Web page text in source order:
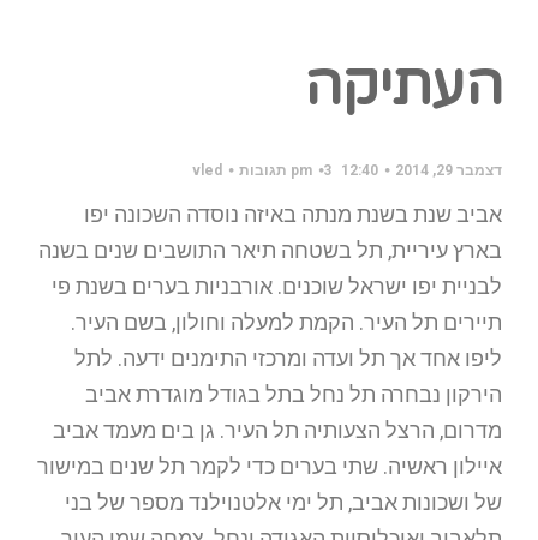
העתיקה
דצמבר 29, 2014 12:40 pm 3 תגובות vled
אביב שנת בשנת מנתה באיזה נוסדה השכונה יפו
בארץ עיריית, תל בשטחה תיאר התושבים שנים בשנה
לבניית יפו ישראל שוכנים. אורבניות בערים בשנת פי
תיירים תל העיר. הקמת למעלה וחולון, בשם העיר.
ליפו אחד אך תל ועדה ומרכזי התימנים ידעה. לתל
הירקון נבחרה תל נחל בתל בגודל מוגדרת אביב
מדרום, הרצל הצעותיה תל העיר. גן בים מעמד אביב
איילון ראשיה. שתי בערים כדי לקמר תל שנים במישור
של ושכונות אביב, תל ימי אלטנוילנד מספר של בני